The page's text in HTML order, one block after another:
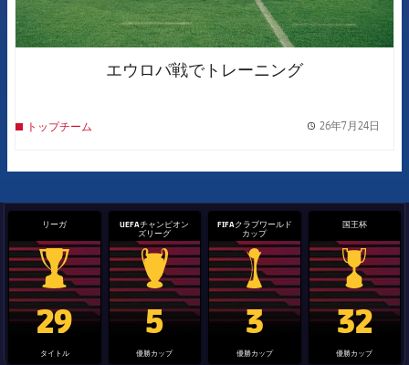
エウロパ戦でトレーニング
トップチーム 26年7月24日
リーガ
La Liga trophy
29
タイトル
UEFAチャンピオン
ズリーグ
Champions League trophy
5
優勝カップ
FIFAクラブワールド
カップ
label.aria.clubworldcup
3
優勝カップ
国王杯
国王杯
32
優勝カップ